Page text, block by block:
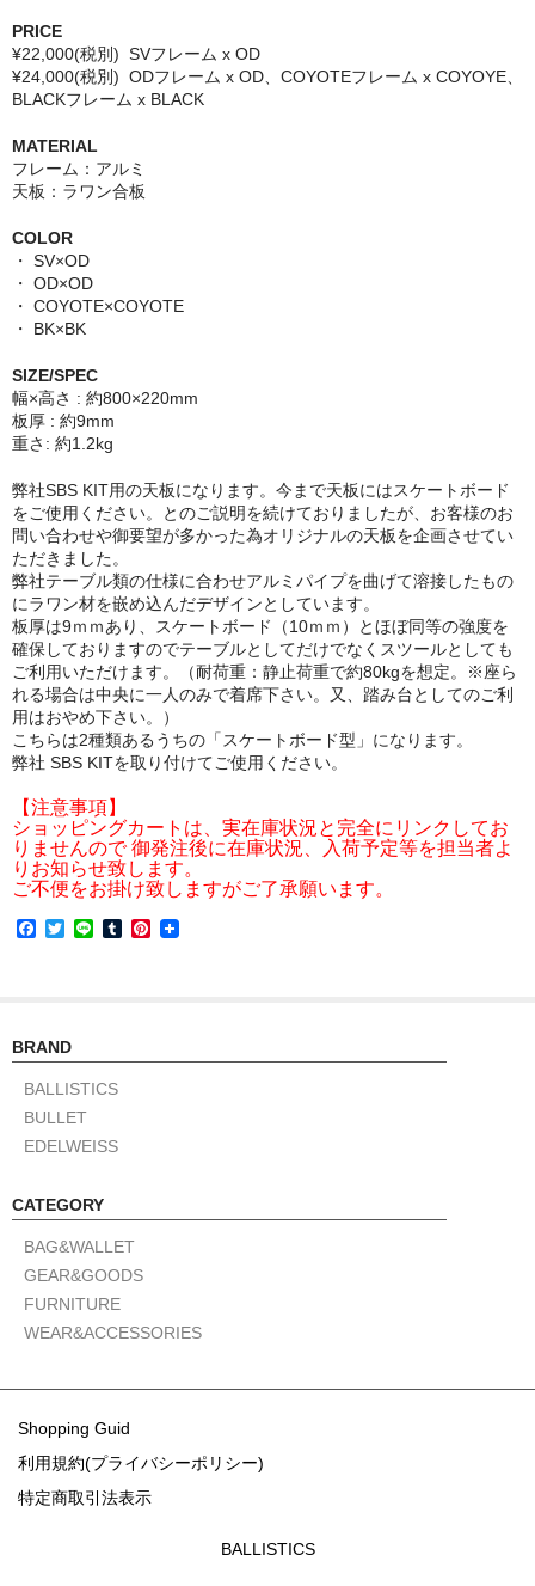
PRICE
¥22,000(税別) SVフレーム x OD
¥24,000(税別) ODフレーム x OD、COYOTEフレーム x COYOYE、
BLACKフレーム x BLACK
MATERIAL
フレーム：アルミ
天板：ラワン合板
COLOR
・ SV×OD
・ OD×OD
・ COYOTE×COYOTE
・ BK×BK
SIZE/SPEC
幅×高さ : 約800×220mm
板厚 : 約9mm
重さ: 約1.2kg
弊社SBS KIT用の天板になります。今まで天板にはスケートボード
をご使用ください。とのご説明を続けておりましたが、お客様のお
問い合わせや御要望が多かった為オリジナルの天板を企画させてい
ただきました。
弊社テーブル類の仕様に合わせアルミパイプを曲げて溶接したもの
にラワン材を嵌め込んだデザインとしています。
板厚は9ｍｍあり、スケートボード（10ｍｍ）とほぼ同等の強度を
確保しておりますのでテーブルとしてだけでなくスツールとしても
ご利用いただけます。（耐荷重：静止荷重で約80kgを想定。※座ら
れる場合は中央に一人のみで着席下さい。又、踏み台としてのご利
用はおやめ下さい。）
こちらは2種類あるうちの「スケートボード型」になります。
弊社 SBS KITを取り付けてご使用ください。
【注意事項】
ショッピングカートは、実在庫状況と完全にリンクしてお
りませんので 御発注後に在庫状況、入荷予定等を担当者よ
りお知らせ致します。
ご不便をお掛け致しますがご了承願います。
F
o
k
T
r
L
T
P
s
BRAND
BALLISTICS
BULLET
EDELWEISS
CATEGORY
BAG&WALLET
GEAR&GOODS
FURNITURE
WEAR&ACCESSORIES
Shopping Guid
利用規約(プライバシーポリシー)
特定商取引法表示
BALLISTICS